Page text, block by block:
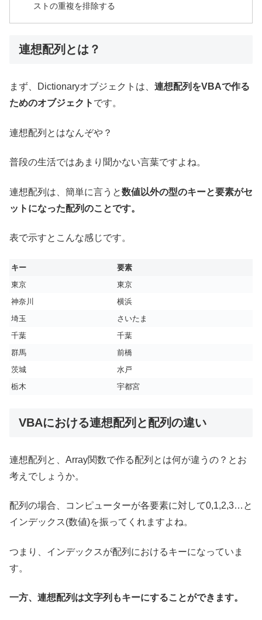
ストの重複を排除する
連想配列とは？
まず、Dictionaryオブジェクトは、 連想配列をVBAで作る
ためのオブジェクト です。
連想配列とはなんぞや？
普段の生活ではあまり聞かない言葉ですよね。
連想配列は、簡単に言うと数値以外の型のキーと要素がセ
ットになった配列のことです。
表で示すとこんな感じです。
キー
要素
東京
東京
神奈川
横浜
埼玉
さいたま
千葉
千葉
群馬
前橋
茨城
水戸
栃木
宇都宮
VBAにおける連想配列と配列の違い
連想配列と、Array関数で作る配列とは何が違うの？とお
考えでしょうか。
配列の場合、コンピューターが各要素に対して0,1,2,3…と
インデックス(数値)を振ってくれますよね。
つまり、インデックスが配列におけるキーになっていま
す。
一方、連想配列は文字列もキーにすることができます。